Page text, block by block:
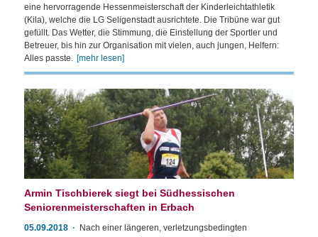
eine hervorragende Hessenmeisterschaft der Kinderleichtathletik
(Kila), welche die LG Seligenstadt ausrichtete. Die Tribüne war gut
gefüllt. Das Wetter, die Stimmung, die Einstellung der Sportler und
Betreuer, bis hin zur Organisation mit vielen, auch jungen, Helfern:
Alles passte. [mehr lesen]
Armin Tischbierek siegt bei Südhessischen
Seniorenmeisterschaften in Erbach
05.09.2018
Nach einer längeren, verletzungsbedingten